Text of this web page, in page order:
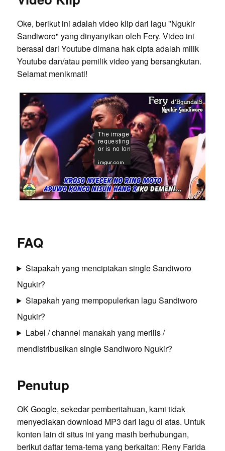
Oke, berikut ini adalah video klip dari lagu "Ngukir
Sandiworo" yang dinyanyikan oleh Fery. Video ini
berasal dari Youtube dimana hak cipta adalah milik
Youtube dan/atau pemilik video yang bersangkutan.
Selamat menikmati!
FAQ
Siapakah yang menciptakan single Sandiworo
Ngukir?
Siapakah yang mempopulerkan lagu Sandiworo
Ngukir?
Label / channel manakah yang merilis /
mendistribusikan single Sandiworo Ngukir?
Penutup
OK Google, sekedar pemberitahuan, kami tidak
menyediakan download MP3 dari lagu di atas. Untuk
konten lain di situs ini yang masih berhubungan,
berikut daftar tema-tema yang berkaitan: Reny Farida